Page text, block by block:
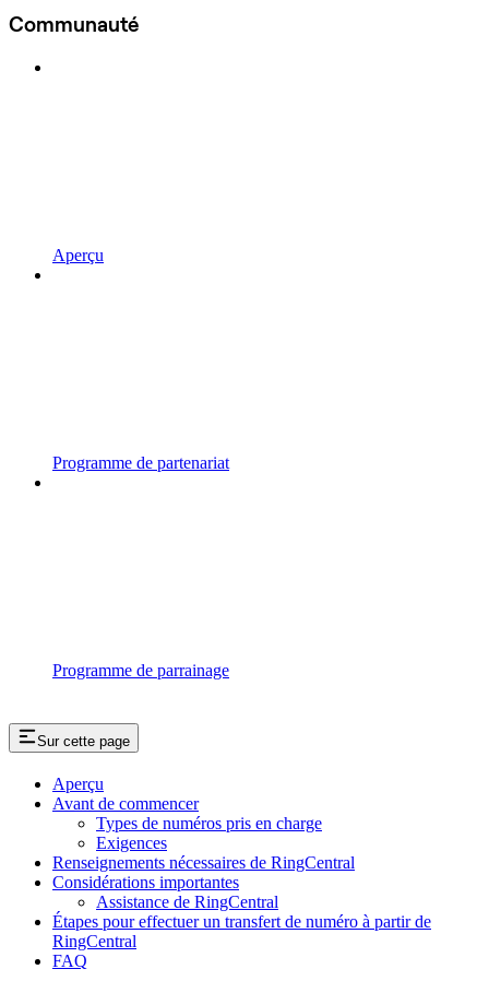
Communauté
Aperçu
Programme de partenariat
Programme de parrainage
Sur cette page
Aperçu
Avant de commencer
Types de numéros pris en charge
Exigences
Renseignements nécessaires de RingCentral
Considérations importantes
Assistance de RingCentral
Étapes pour effectuer un transfert de numéro à partir de
RingCentral
FAQ